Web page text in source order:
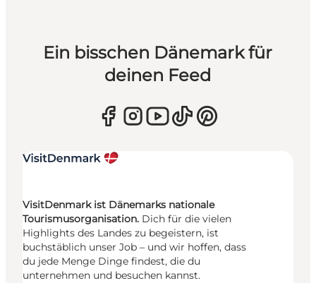
Ein bisschen Dänemark für
deinen Feed
VisitDenmark ist Dänemarks nationale
Tourismusorganisation. Dich für die vielen
Highlights des Landes zu begeistern, ist
buchstäblich unser Job – und wir hoffen, dass
du jede Menge Dinge findest, die du
unternehmen und besuchen kannst.